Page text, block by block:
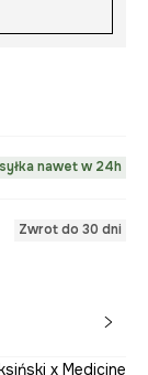
nawet w 24h
Zwrot do 30 dni
x Medicine